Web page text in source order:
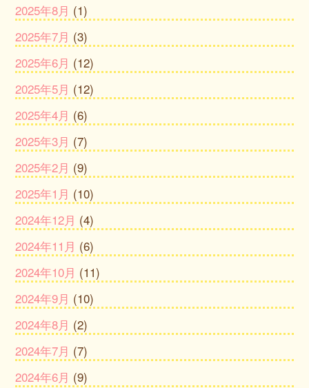
2025年8月 (1)
2025年7月 (3)
2025年6月 (12)
2025年5月 (12)
2025年4月 (6)
2025年3月 (7)
2025年2月 (9)
2025年1月 (10)
2024年12月 (4)
2024年11月 (6)
2024年10月 (11)
2024年9月 (10)
2024年8月 (2)
2024年7月 (7)
2024年6月 (9)